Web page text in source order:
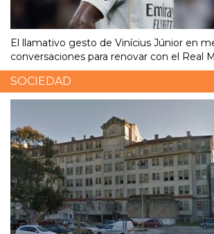
El llamativo gesto de Vinícius Júnior en
conversaciones para renovar con el Real
SOCIEDAD